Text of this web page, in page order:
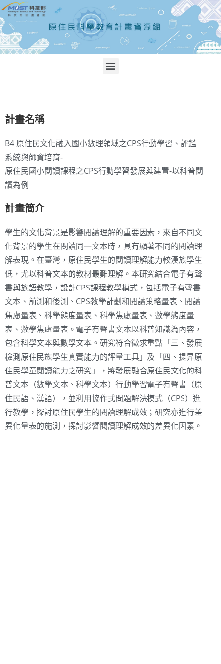
計畫名稱
B4 原住民文化融入國小數理領域之CPS行動學習、評鑑
系統與師資培育-
原住民國小閱讀課程之CPS行動學習發展與建置-以科普閱
讀為例
計畫簡介
學生的文化背景是影響閱讀理解的重要因素，來自不同文
化背景的學生在閱讀同一文本時，具有顯著不同的閱讀理
解表現。在臺灣，原住民學生的閱讀理解能力較漢族學生
低，尤以科普文本的教材最難理解。本研究結合電子有聲
書與族語教學，設計CPS課程教學模式，包括電子有聲書
文本、前測和後測、CPS教學計劃和閱讀策略量表、閱讀
焦慮量表、科學態度量表、科學焦慮量表、數學態度量
表、數學焦慮量表。電子有聲書文本以科普知識為內容，
包含科學文本與數學文本。研究符合徵求重點「三、發展
檢測原住民族學生真實能力的評量工具」及「四、提昇原
住民學童閱讀能力之研究」，將發展融合原住民文化的科
普文本（數學文本、科學文本）行動學習電子有聲書（原
住民語、漢語），並利用協作式問題解決模式（CPS）進
行教學，探討原住民學生的閱讀理解成效；研究亦進行差
異化量表的施測，探討影響閱讀理解成效的差異化因素。